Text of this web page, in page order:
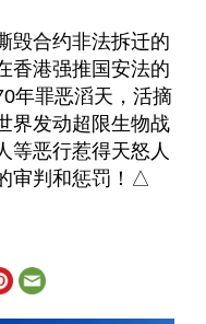
毁合约非法拆迁的
香港强推国安法的
年罪恶滔天，活摘
界发动超限生物战
等恶行惹得天怒人